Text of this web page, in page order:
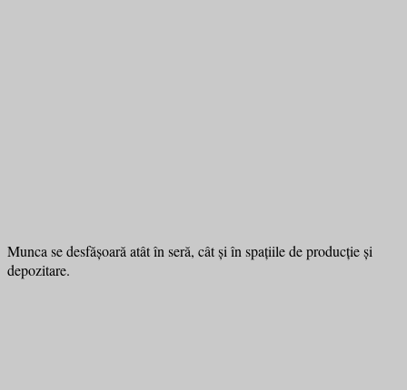
Munca se desfășoară atât în seră, cât și în spațiile de producție și
depozitare.